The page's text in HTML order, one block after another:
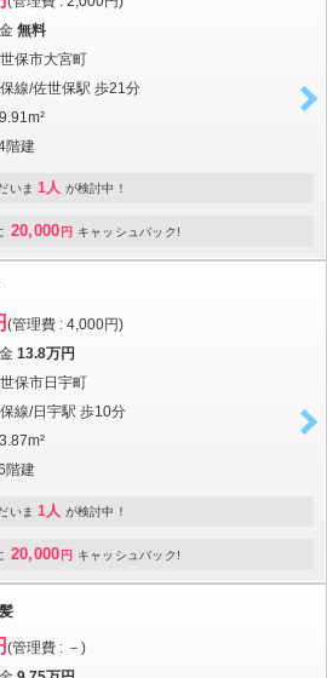
無料
保市大宮町
線/佐世保駅 歩21分
階建
いま 1人 が検討中！
20,000 円 キャッシュバック!
(管理費 : 4,000円)
13.8万円
保市日宇町
線/日宇駅 歩10分
階建
いま 1人 が検討中！
20,000 円 キャッシュバック!
(管理費 : －)